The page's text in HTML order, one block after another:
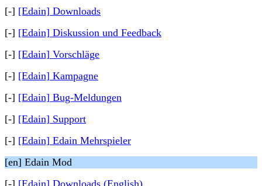
[-] [Edain] Downloads
[-] [Edain] Diskussion und Feedback
[-] [Edain] Vorschläge
[-] [Edain] Kampagne
[-] [Edain] Bug-Meldungen
[-] [Edain] Support
[-] [Edain] Edain Mehrspieler
[en] Edain Mod
[-] [Edain] Downloads (English)